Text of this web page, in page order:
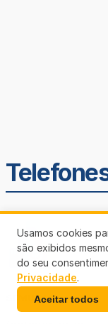
SEMUSA
Usamos cookies
são exibidos
do seu
Privacidade.
Aceitar todos